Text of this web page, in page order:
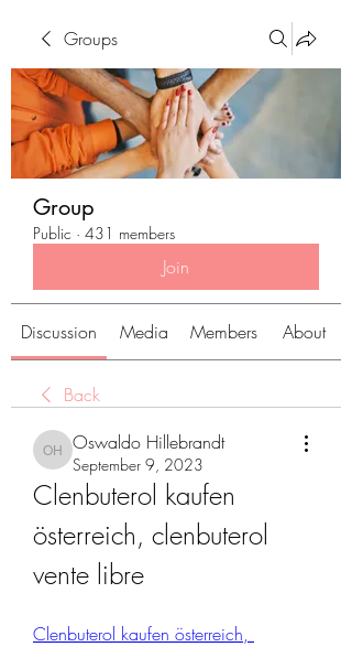
Groups
Group
Public · 431 members
Join
Discussion Media Members About
Back
Oswaldo Hillebrandt
Oswaldo Hillebrandt
September 9, 2023
Clenbuterol kaufen
österreich, clenbuterol
vente libre
Clenbuterol kaufen österreich,